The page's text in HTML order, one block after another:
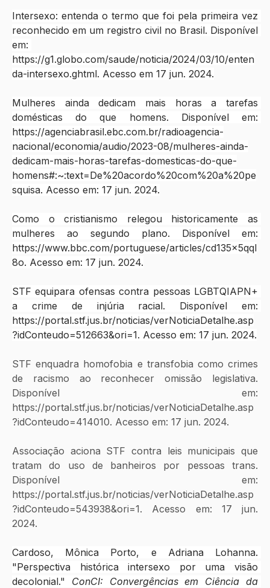
‌Intersexo: entenda o termo que foi pela primeira vez
reconhecido em um registro civil no Brasil. Disponível
https://g1.globo.com/saude/noticia/2024/03/10/enten
da-intersexo.ghtml. Acesso em 17 jun. 2024.
Mulheres ainda dedicam mais horas a tarefas
https://agenciabrasil.ebc.com.br/radioagencia-
nacional/economia/audio/2023-08/mulheres-ainda-
dedicam-mais-horas-tarefas-domesticas-do-que-
homens#:~:text=De%20acordo%20com%20a%20pe
squisa. Acesso em: 17 jun. 2024.
Como o cristianismo relegou historicamente as
https://www.bbc.com/portuguese/articles/cd135x5qql
8o. Acesso em: 17 jun. 2024.
STF equipara ofensas contra pessoas LGBTQIAPN+
https://portal.stf.jus.br/noticias/verNoticiaDetalhe.asp
?idConteudo=512663&ori=1. Acesso em: 17 jun. 2024.
STF enquadra homofobia e transfobia como crimes
de racismo ao reconhecer omissão legislativa.
Disponível em:
https://portal.stf.jus.br/noticias/verNoticiaDetalhe.asp
?idConteudo=414010. Acesso em: 17 jun. 2024.
Associação aciona STF contra leis municipais que
tratam do uso de banheiros por pessoas trans.
Disponível em:
https://portal.stf.jus.br/noticias/verNoticiaDetalhe.asp
?idConteudo=543938&ori=1. Acesso em: 17 jun.
2024.
Cardoso, Mônica Porto, e Adriana Lohanna.
"Perspectiva histórica intersexo por uma visão
decolonial." ConCI: Convergências em Ciência da